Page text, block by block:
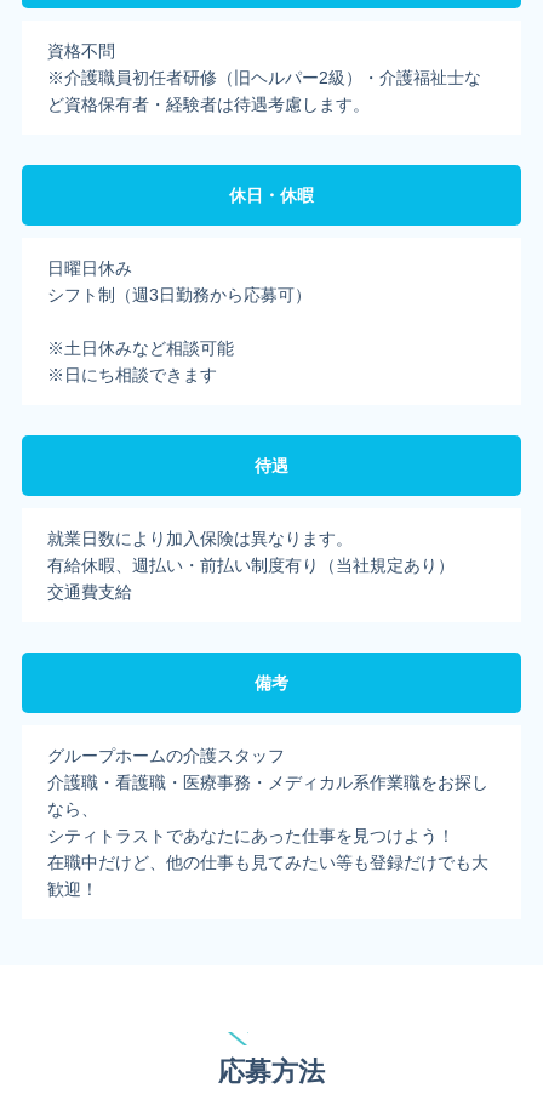
資格不問
※介護職員初任者研修（旧ヘルパー2級）・介護福祉士な
ど資格保有者・経験者は待遇考慮します。
休日・休暇
日曜日休み
シフト制（週3日勤務から応募可）
※土日休みなど相談可能
※日にち相談できます
待遇
就業日数により加入保険は異なります。
有給休暇、週払い・前払い制度有り（当社規定あり）
交通費支給
備考
グループホームの介護スタッフ
介護職・看護職・医療事務・メディカル系作業職をお探し
なら、
シティトラストであなたにあった仕事を見つけよう！
在職中だけど、他の仕事も見てみたい等も登録だけでも大
歓迎！
応募方法